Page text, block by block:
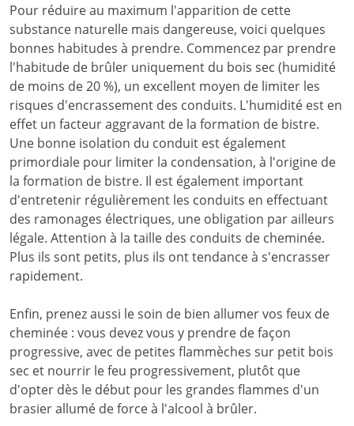
Pour réduire au maximum l'apparition de cette
substance naturelle mais dangereuse, voici quelques
bonnes habitudes à prendre. Commencez par prendre
l'habitude de brûler uniquement du bois sec (humidité
de moins de 20 %), un excellent moyen de limiter les
risques d'encrassement des conduits. L'humidité est en
effet un facteur aggravant de la formation de bistre.
Une bonne isolation du conduit est également
primordiale pour limiter la condensation, à l'origine de
la formation de bistre. Il est également important
d'entretenir régulièrement les conduits en effectuant
des ramonages électriques, une obligation par ailleurs
légale. Attention à la taille des conduits de cheminée.
Plus ils sont petits, plus ils ont tendance à s'encrasser
rapidement.
Enfin, prenez aussi le soin de bien allumer vos feux de
cheminée : vous devez vous y prendre de façon
progressive, avec de petites flammèches sur petit bois
sec et nourrir le feu progressivement, plutôt que
d'opter dès le début pour les grandes flammes d'un
brasier allumé de force à l'alcool à brûler.